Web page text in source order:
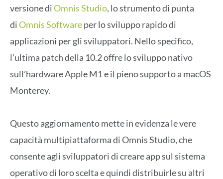
versione diOmnis Studio, lo strumento di punta
diOmnis Softwareper lo sviluppo rapido di
applicazioni per gli sviluppatori. Nello specifico,
l’ultima patch della 10.2 offre lo sviluppo nativo
sull’hardware Apple M1 e il pieno supporto a macOS
Monterey.
Questo aggiornamento mette in evidenza le vere
capacità multipiattaforma di Omnis Studio, che
consente agli sviluppatori di creare app sul sistema
operativo di loro scelta e quindi distribuirle su altri